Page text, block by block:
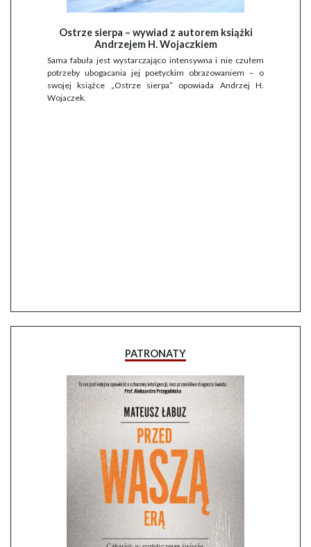
Ostrze sierpa – wywiad z autorem książki
Andrzejem H. Wojaczkiem
Sama fabuła jest wystarczająco intensywna i nie czułem
potrzeby ubogacania jej poetyckim obrazowaniem – o
swojej książce „Ostrze sierpa” opowiada Andrzej H.
Wojaczek.
PATRONATY